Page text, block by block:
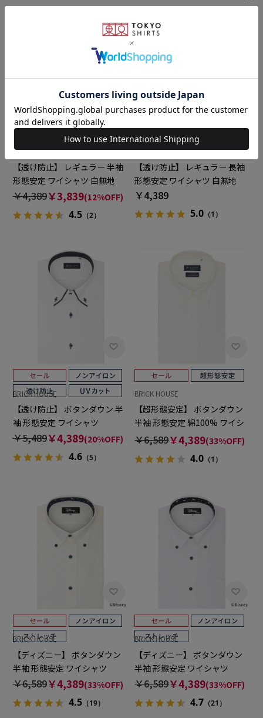
BRICK HOUSE
【透け防止】 レギュラー 半袖
形態安定 ワイシャツ 白無地
￥4,389￥3,839(12%OFF)
4.5（2）
BRICK HOUSE
【透け防止】 レギュラー 長袖
形態安定 ワイシャツ 白無地
￥4,389
5.0 （1）
BRICK HOUSE
【透け防止】 ボタンダウン 半
袖 形態安定 ワイシャツ
￥5,489￥4,389(20%OFF)
4.6（5）
BRICK HOUSE
【超形態安定】 ボタンダウン
半袖 形態安定 綿100% ワイシ
ャツ
￥6,589￥4,389(33%OFF)
4.0 （1）
BRICK HOUSE
【ディズニー】 ボタンダウン
半袖 形態安定 ワイシャツ
￥6,589￥4,389(33%OFF)
4.5（19）
BRICK HOUSE
【ディズニー】 ボタンダウン
半袖 形態安定 ワイシャツ
￥6,589￥4,389(33%OFF)
4.7 （21）